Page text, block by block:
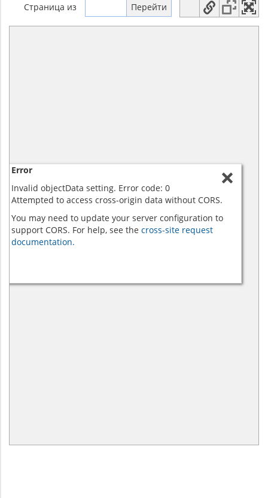
Страница из
Error
Invalid objectData setting. Error code: 0
Attempted to access cross-origin data without CORS.
You may need to update your server configuration to
support CORS. For help, see the cross-site request
documentation.